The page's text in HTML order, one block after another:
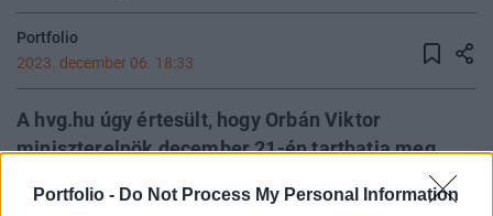
Portfolio - Do Not Process My Personal Information
Portfolio
2023. december 06. 18:33
A hvg.hu úgy értesült, hogy Orbán Viktor
miniszterelnök december 21-én tarthatja meg